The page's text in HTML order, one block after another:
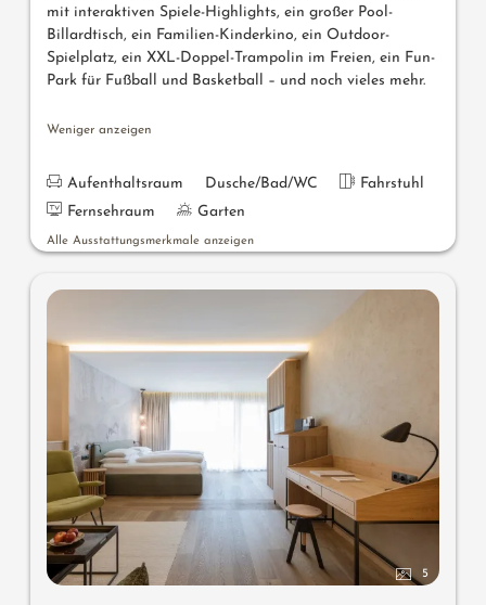
mit interaktiven Spiele-Highlights, ein großer Pool-
Billardtisch, ein Familien-Kinderkino, ein Outdoor-
Spielplatz, ein XXL-Doppel-Trampolin im Freien, ein Fun-
Park für Fußball und Basketball – und noch vieles mehr.
Weniger anzeigen
Aufenthaltsraum Dusche/Bad/WC
Fahrstuhl
Fernsehraum
Garten
Alle Ausstattungsmerkmale anzeigen
5